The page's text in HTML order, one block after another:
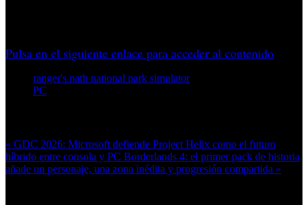
Pulsa en el siguiente enlace para acceder al contenido
ranger's path national park simulator
PC
« GDC 2026: Microsoft defiende Project Helix como el futuro
híbrido entre consola y PC Borderlands 4: el primer pack de historia
añade un personaje, una zona inédita y progresión compartida »